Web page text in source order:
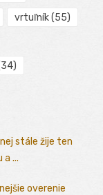
vrtuľník(55)
stále žije ten
...
overenie